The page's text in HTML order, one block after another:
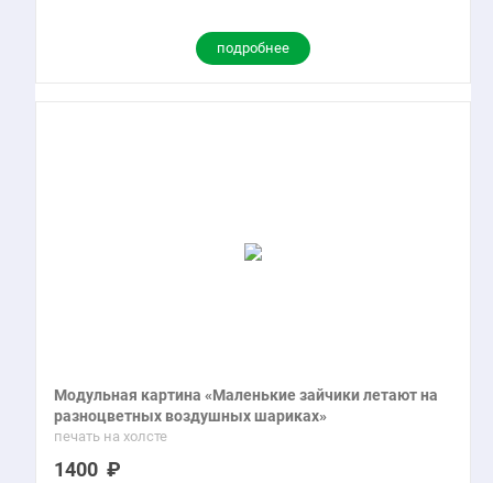
подробнее
Модульная картина «Маленькие зайчики летают на
разноцветных воздушных шариках»
печать на холсте
1400